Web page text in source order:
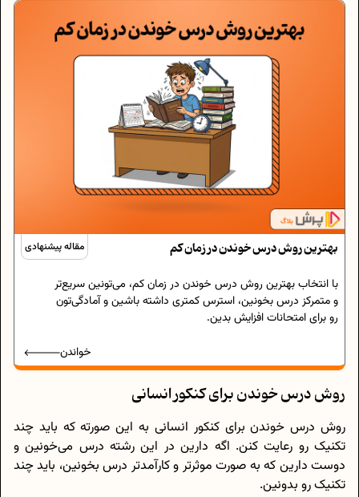
مقاله پیشنهادی بهترین روش درس خوندن در زمان کم
با انتخاب بهترین روش درس خوندن در زمان کم، می‌تونین سریع‌تر
و متمرکز درس بخونین، استرس کمتری داشته باشین و آمادگی‌تون
رو برای امتحانات افزایش بدین.
خواندن
روش درس خوندن برای کنکور انسانی
روش درس خوندن برای کنکور انسانی به این صورته که باید چند
تکنیک رو رعایت کنن. اگه دارین در این رشته درس می‌خونین و
دوست دارین که به صورت موثرتر و کارآمدتر درس بخونین، باید چند
تکنیک رو بدونین.